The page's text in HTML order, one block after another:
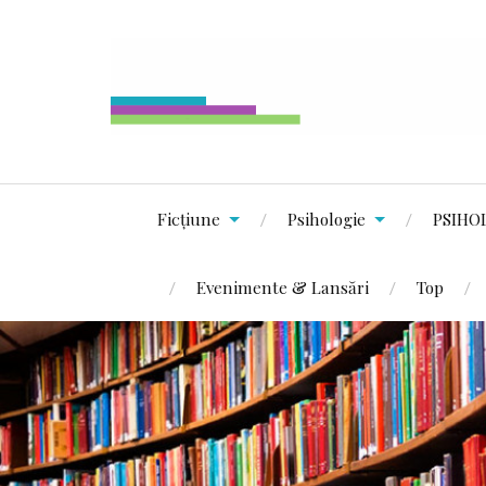
Ficțiune Psihologie
Evenimente & Lansări Top